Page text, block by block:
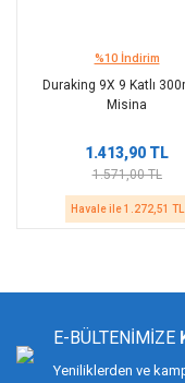
%10 İndirim
Duraking 9X 9 Katlı
Misina
1.413,90 TL
1.571,00 TL
Havale ile 1.272,51 TL
E-BÜLTENİMİZE
Yeniliklerden ve